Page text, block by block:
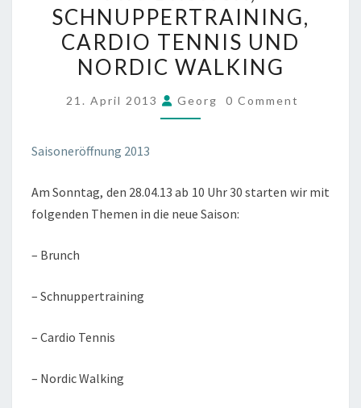
10
UHR
30
MIT
BRUNCH,
SCHNUPPERTRAINING,
UND
NORDIC
SCHNUPPERTRAINING,
CARDIO TENNIS UND
NORDIC WALKING
21. April 2013 Georg COMMENTS
0 Comment
Saisoneröffnung 2013
Am Sonntag, den 28.04.13 ab 10 Uhr 30 starten wir mit
folgenden Themen in die neue Saison:
– Brunch
– Schnuppertraining
– Cardio Tennis
– Nordic Walking